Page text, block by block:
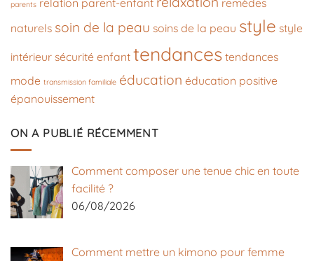
parents
naturels soin de la peau soins de la peau style style
intérieur sécurité enfant tendances tendances
mode transmission familiale éducation éducation positive
épanouissement
ON A PUBLIÉ RÉCEMMENT
Comment composer une tenue chic en toute
facilité ?
06/08/2026
Comment mettre un kimono pour femme